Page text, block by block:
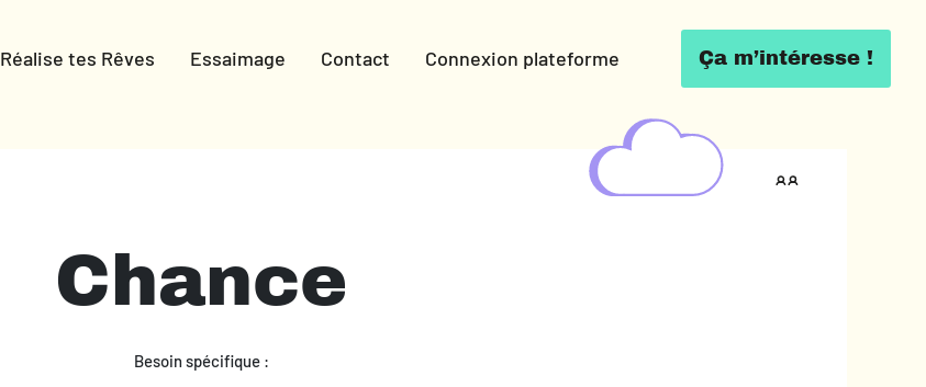
Réalise tes Rêves Essaimage Contact Connexion plateforme Ça m’intéresse !
Chance
Besoin spécifique :